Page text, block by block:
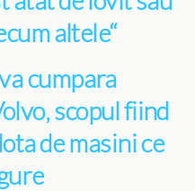
altele“
cumpara
scopul fiind
de masini ce